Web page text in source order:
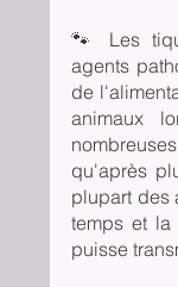
🐾 Les
agents
de
animaux
qu'après
plupart des
temps et la
puisse